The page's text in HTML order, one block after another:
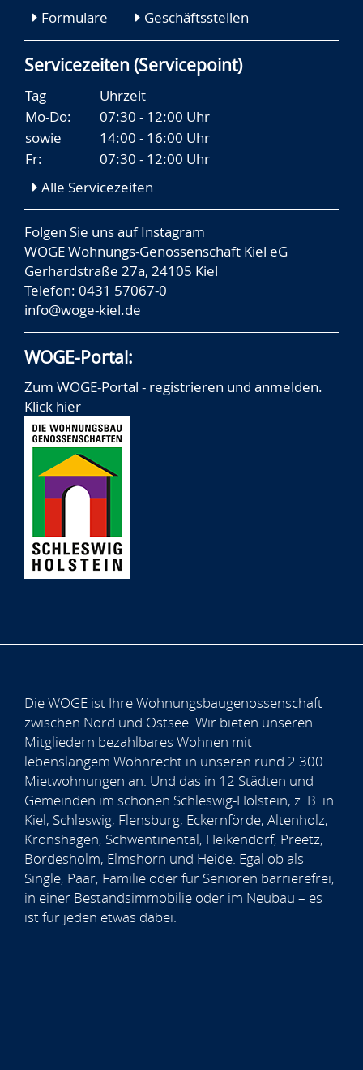
Formulare Geschäftsstellen
Servicezeiten (Servicepoint)
Tag
Uhrzeit
Mo-Do:
07:30 - 12:00 Uhr
sowie
14:00 - 16:00 Uhr
Fr:
07:30 - 12:00 Uhr
Alle Servicezeiten
Folgen Sie uns aufInstagram
WOGE Wohnungs-Genossenschaft Kiel eG
Gerhardstraße 27a, 24105 Kiel
Telefon: 0431 57067-0
info@woge-kiel.de
WOGE-Portal:
Zum WOGE-Portal - registrieren und anmelden.
Klick hier
Die WOGE ist Ihre Wohnungsbaugenossenschaft
zwischen Nord und Ostsee. Wir bieten unseren
Mitgliedern bezahlbares Wohnen mit
lebenslangem Wohnrecht in unseren rund 2.300
Mietwohnungen an. Und das in 12 Städten und
Gemeinden im schönen Schleswig-Holstein, z. B. in
Kiel, Schleswig, Flensburg, Eckernförde, Altenholz,
Kronshagen, Schwentinental, Heikendorf, Preetz,
Bordesholm, Elmshorn und Heide. Egal ob als
Single, Paar, Familie oder für Senioren barrierefrei,
in einer Bestandsimmobilie oder im Neubau – es
ist für jeden etwas dabei.